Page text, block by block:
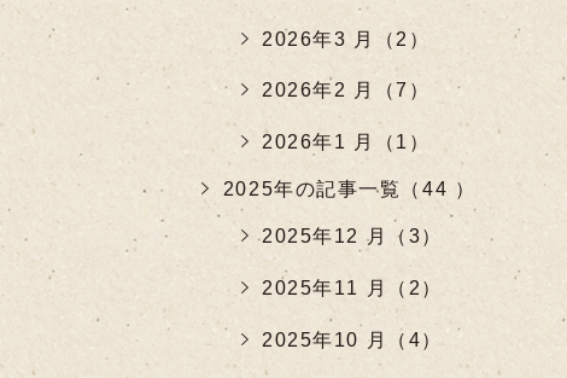
2026年3 月（2）
2026年2 月（7）
2026年1 月（1）
2025年の記事一覧（44 ）
2025年12 月（3）
2025年11 月（2）
2025年10 月（4）